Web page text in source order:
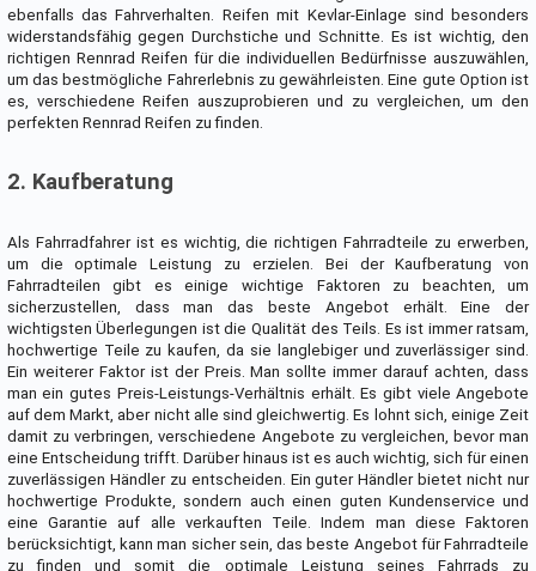
ebenfalls das Fahrverhalten. Reifen mit Kevlar-Einlage sind besonders
widerstandsfähig gegen Durchstiche und Schnitte. Es ist wichtig, den
richtigen Rennrad Reifen für die individuellen Bedürfnisse auszuwählen,
um das bestmögliche Fahrerlebnis zu gewährleisten. Eine gute Option ist
es, verschiedene Reifen auszuprobieren und zu vergleichen, um den
perfekten Rennrad Reifen zu finden.
2. Kaufberatung
Als Fahrradfahrer ist es wichtig, die richtigen Fahrradteile zu erwerben,
um die optimale Leistung zu erzielen. Bei der Kaufberatung von
Fahrradteilen gibt es einige wichtige Faktoren zu beachten, um
sicherzustellen, dass man das beste Angebot erhält. Eine der
wichtigsten Überlegungen ist die Qualität des Teils. Es ist immer ratsam,
hochwertige Teile zu kaufen, da sie langlebiger und zuverlässiger sind.
Ein weiterer Faktor ist der Preis. Man sollte immer darauf achten, dass
man ein gutes Preis-Leistungs-Verhältnis erhält. Es gibt viele Angebote
auf dem Markt, aber nicht alle sind gleichwertig. Es lohnt sich, einige Zeit
damit zu verbringen, verschiedene Angebote zu vergleichen, bevor man
eine Entscheidung trifft. Darüber hinaus ist es auch wichtig, sich für einen
zuverlässigen Händler zu entscheiden. Ein guter Händler bietet nicht nur
hochwertige Produkte, sondern auch einen guten Kundenservice und
eine Garantie auf alle verkauften Teile. Indem man diese Faktoren
berücksichtigt, kann man sicher sein, das beste Angebot für Fahrradteile
zu finden und somit die optimale Leistung seines Fahrrads zu